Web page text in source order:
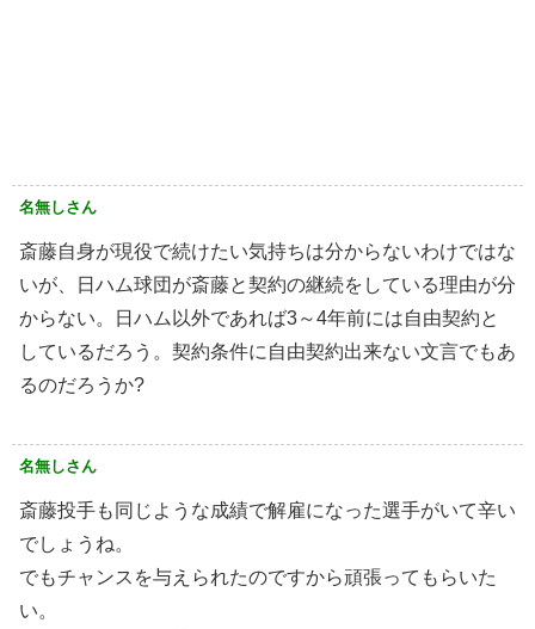
名無しさん
斎藤自身が現役で続けたい気持ちは分からないわけではな
いが、日ハム球団が斎藤と契約の継続をしている理由が分
からない。日ハム以外であれば3～4年前には自由契約と
しているだろう。契約条件に自由契約出来ない文言でもあ
るのだろうか?
名無しさん
斎藤投手も同じような成績で解雇になった選手がいて辛い
でしょうね。
でもチャンスを与えられたのですから頑張ってもらいた
い。